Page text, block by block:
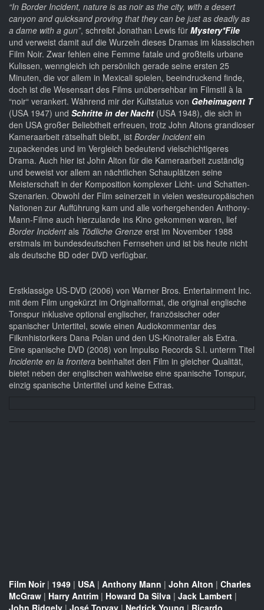
“In Border Incident, nature is as noir as the city, with a desert
canyon and quicksand proving that they can be just as deadly as
a dame with a gun”, schreibt Jonathan Lewis für Mystery*File
und verweist damit auf die Wurzeln dieses Dramas im klassischen
Film Noir. Zwar fehlen eine Femme fatale und großteils urbane
Kulissen, wenngleich ich persönlich gerade seine ersten 25
Minuten, die vor allem in Mexicali spielen, beeindruckend finde,
doch ist die Wesensart des Films unübersehbar im Filmstil à la
“noir“ verankert. Während mir der Kultstatus von Geheimagent T
(USA 1947) und Schritte in der Nacht (USA 1948), die sich in
den USA großer Beliebtheit erfreuen, trotz John Altons grandioser
Kameraarbeit rätselhaft bleibt, ist Border Incidentein
zupackendes und im Vergleich bedeutend vielschichtigeres
Drama. Auch hier ist John Alton für die Kameraarbeit zuständig
und beweist vor allem an nächtlichen Schauplätzen seine
Meisterschaft in der Komposition komplexer Licht- und Schatten-
Szenarien. Obwohl der Film seinerzeit in vielen westeuropäischen
Nationen zur Aufführung kam und alle vorhergehenden Anthony-
Mann-Filme auch hierzulande ins Kino gekommen waren, lief
Border Incidentals Tödliche Grenze erst im November 1988
erstmals im bundesdeutschen Fernsehen und ist bis heute nicht
als deutsche BD oder DVD verfügbar.
Erstklassige US-DVD (2006) von Warner Bros. Entertainment Inc.
mit dem Film ungekürzt im Originalformat, die original englische
Tonspur inklusive optional englischer, französischer oder
spanischer Untertitel, sowie einen Audiokommentar des
Filkmhistorikers Dana Polan und den US-Kinotrailer als Extra.
Eine spanische DVD (2008) von Impulso Records S.I. unterm Titel
Incidente en la frontera beinhaltet den Film in gleicher Qualität,
bietet neben der englischen wahlweise eine spanische Tonspur,
einzig spanische Untertitel und keine Extras.
Film Noir| 1949 | USA | Anthony Mann | John Alton | Charles
McGraw | Harry Antrim | Howard Da Silva | Jack Lambert |